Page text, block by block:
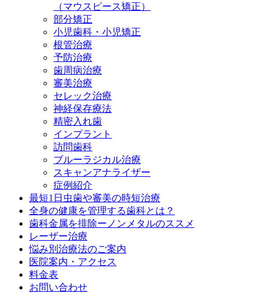
（マウスピース矯正）
部分矯正
小児歯科・小児矯正
根管治療
予防治療
歯周病治療
審美治療
セレック治療
神経保存療法
精密入れ歯
インプラント
訪問歯科
ブルーラジカル治療
スキャンアナライザー
症例紹介
最短1日虫歯や審美の時短治療
全身の健康を管理する歯科とは？
歯科金属を排除ーノンメタルのススメ
レーザー治療
悩み別治療法のご案内
医院案内・アクセス
料金表
お問い合わせ